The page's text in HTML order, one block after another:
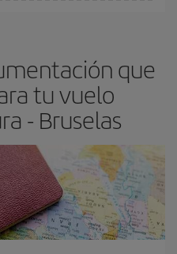
que
tu vuelo
- Bruselas